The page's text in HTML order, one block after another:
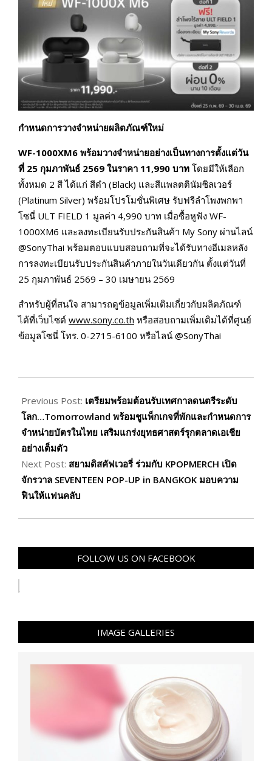
กำหนดการวางจำหน่ายผลิตภัณฑ์ใหม่
WF-1000XM6 พร้อมวางจำหน่ายอย่างเป็นทางการตั้งแต่วัน
ที่ 25 กุมภาพันธ์ 2569 ในราคา 11,990 บาท โดยมีให้เลือก
ทั้งหมด 2 สี ได้แก่ สีดำ (Black) และสีแพลตตินัมซิลเวอร์
(Platinum Silver) พร้อมโปรโมชั่นพิเศษ รับฟรีลำโพงพกพา
โซนี่ ULT FIELD 1 มูลค่า 4,990 บาท เมื่อซื้อหูฟัง WF-
1000XM6 และลงทะเบียนรับประกันสินค้า My Sony ผ่านไลน์
@SonyThai พร้อมตอบแบบสอบถามที่จะได้รับทางอีเมลหลัง
การลงทะเบียนรับประกันสินค้าภายในวันเดียวกัน ตั้งแต่วันที่
25 กุมภาพันธ์ 2569 – 30 เมษายน 2569
สำหรับผู้ที่สนใจ สามารถดูข้อมูลเพิ่มเติมเกี่ยวกับผลิตภัณฑ์
ได้ที่เว็บไซต์ www.sony.co.th หรือสอบถามเพิ่มเติมได้ที่ศูนย์
ข้อมูลโซนี่ โทร. 0-2715-6100 หรือไลน์ @SonyThai
03-
01
Previous Post: เตรียมพร้อมต้อนรับเทศกาลดนตรีระดับ
โลก…Tomorrowland พร้อมชูแพ็กเกจที่พักและกำหนดการ
จำหน่ายบัตรในไทย เสริมแกร่งยุทธศาสตร์รุกตลาดเอเชีย
อย่างเต็มตัว
Next Post: สยามดิสคัฟเวอรี่ ร่วมกับ KPOPMERCH เปิด
จักรวาล SEVENTEEN POP-UP in BANGKOK มอบความ
ฟินให้แฟนคลับ
FOLLOW US ON FACEBOOK
IMAGE GALLERIES